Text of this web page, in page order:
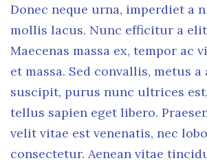
Donec neque urna, imperdiet a
mollis lacus. Nunc efficitur a
Maecenas massa ex, tempor ac
et massa. Sed convallis, metus
suscipit, purus nunc ultrices
tellus sapien eget libero.
velit vitae est venenatis, nec
consectetur. Aenean vitae